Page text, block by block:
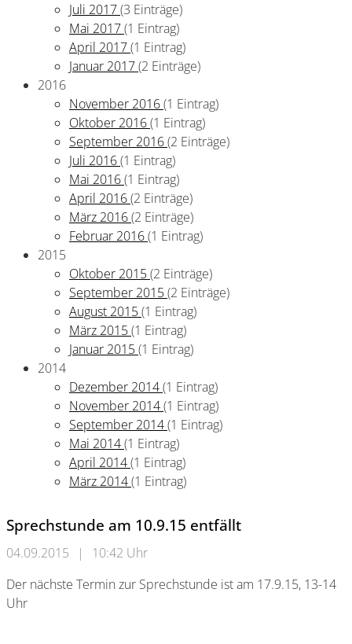
Juli 2017(3 Einträge)
Mai 2017(1 Eintrag)
April 2017(1 Eintrag)
Januar 2017(2 Einträge)
2016
November 2016(1 Eintrag)
Oktober 2016(1 Eintrag)
September 2016(2 Einträge)
Juli 2016(1 Eintrag)
Mai 2016(1 Eintrag)
April 2016(2 Einträge)
März 2016(2 Einträge)
Februar 2016(1 Eintrag)
2015
Oktober 2015(2 Einträge)
September 2015(2 Einträge)
August 2015(1 Eintrag)
März 2015(1 Eintrag)
Januar 2015(1 Eintrag)
2014
Dezember 2014(1 Eintrag)
November 2014(1 Eintrag)
September 2014(1 Eintrag)
Mai 2014(1 Eintrag)
April 2014(1 Eintrag)
März 2014(1 Eintrag)
Sprechstunde am 10.9.15 entfällt
04.09.2015 |
10:42 Uhr
Der nächste Termin zur Sprechstunde ist am 17.9.15, 13-14
Uhr